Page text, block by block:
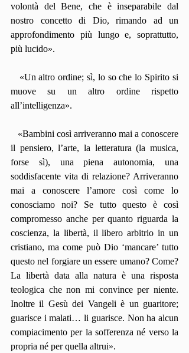
volontà del Bene, che è inseparabile dal
nostro concetto di Dio, rimando ad un
approfondimento più lungo e, soprattutto,
più lucido».
muove su un altro ordine rispetto
all’intelligenza».
il pensiero, l’arte, la letteratura (la musica,
forse sì), una piena autonomia, una
soddisfacente vita di relazione? Arriveranno
mai a conoscere l’amore così come lo
conosciamo noi? Se tutto questo è così
compromesso anche per quanto riguarda la
coscienza, la libertà, il libero arbitrio in un
cristiano, ma come può Dio ‘mancare’ tutto
questo nel forgiare un essere umano? Come?
La libertà data alla natura è una risposta
teologica che non mi convince per niente.
Inoltre il Gesù dei Vangeli è un guaritore;
guarisce i malati… li guarisce. Non ha alcun
compiacimento per la sofferenza né verso la
propria né per quella altrui».